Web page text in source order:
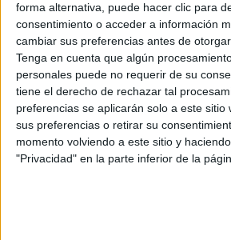
forma alternativa, puede hacer clic para
consentimiento o acceder a información
cambiar sus preferencias antes de
Tenga en cuenta que algún
personales puede no requerir de su
tiene el derecho de rechazar tal
preferencias se aplicarán solo a este sitio
sus preferencias o retirar su
momento volviendo a este sitio y
"Privacidad" en la parte inferior de la
2026 Revista Scratch |
y política de
Update CMP